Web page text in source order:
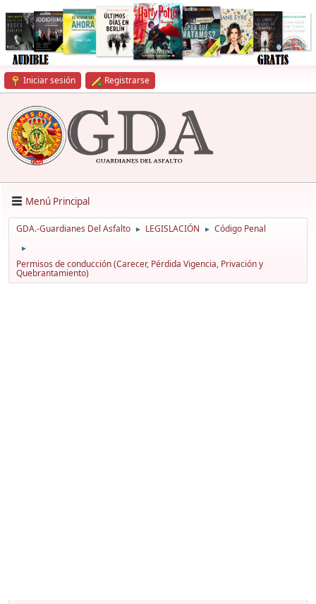
Iniciar sesión Registrarse
Menú Principal
GDA.-Guardianes Del Asfalto ► LEGISLACIÓN ► Código Penal
►
Permisos de conducción (Carecer, Pérdida Vigencia, Privación y
Quebrantamiento)